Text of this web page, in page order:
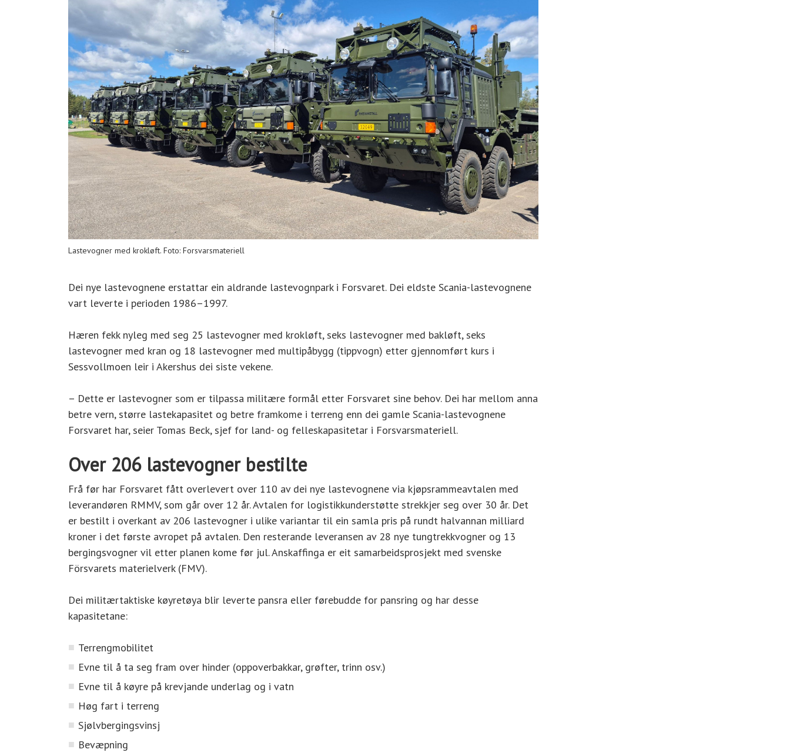
Lastevogner med krokløft. Foto: Forsvarsmateriell
Dei nye lastevognene erstattar ein aldrande lastevognpark i Forsvaret. Dei eldste Scania-lastevognene
vart leverte i perioden 1986–1997.
Hæren fekk nyleg med seg 25 lastevogner med krokløft, seks lastevogner med bakløft, seks
lastevogner med kran og 18 lastevogner med multipåbygg (tippvogn) etter gjennomført kurs i
Sessvollmoen leir i Akershus dei siste vekene.
– Dette er lastevogner som er tilpassa militære formål etter Forsvaret sine behov. Dei har mellom anna
betre vern, større lastekapasitet og betre framkome i terreng enn dei gamle Scania-lastevognene
Forsvaret har, seier Tomas Beck, sjef for land- og felleskapasitetar i Forsvarsmateriell.
Over 206 lastevogner bestilte
Frå før har Forsvaret fått overlevert over 110 av dei nye lastevognene via kjøpsrammeavtalen med
leverandøren RMMV, som går over 12 år. Avtalen for logistikkunderstøtte strekkjer seg over 30 år. Det
er bestilt i overkant av 206 lastevogner i ulike variantar til ein samla pris på rundt halvannan milliard
kroner i det første avropet på avtalen. Den resterande leveransen av 28 nye tungtrekkvogner og 13
bergingsvogner vil etter planen kome før jul. Anskaffinga er eit samarbeidsprosjekt med svenske
Försvarets materielverk (FMV).
Dei militærtaktiske køyretøya blir leverte pansra eller førebudde for pansring og har desse
kapasitetane:
Terrengmobilitet
Evne til å ta seg fram over hinder (oppoverbakkar, grøfter, trinn osv.)
Evne til å køyre på krevjande underlag og i vatn
Høg fart i terreng
Sjølvbergingsvinsj
Bevæpning